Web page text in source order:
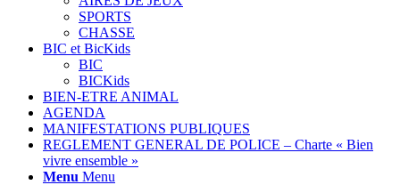
SPORTS
CHASSE
BIC et BicKids
BIC
BICKids
BIEN-ETRE ANIMAL
AGENDA
MANIFESTATIONS PUBLIQUES
REGLEMENT GENERAL DE POLICE – Charte « Bien
vivre ensemble »
Menu Menu